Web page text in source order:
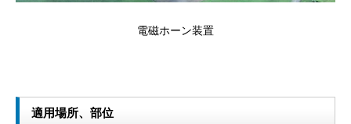
電磁ホーン装置
適用場所、部位